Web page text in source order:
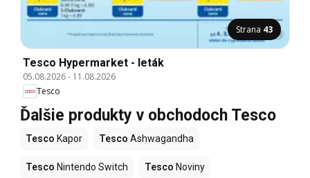
Strana 43
Tesco Hypermarket - leták
05.08.2026- 11.08.2026
Tesco
Ďalšie produkty v obchodoch Tesco
Tesco Kapor Tesco Ashwagandha
Tesco Nintendo Switch Tesco Noviny